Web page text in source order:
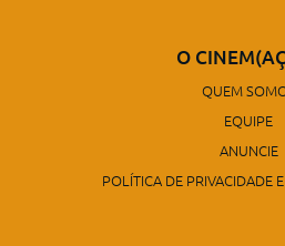
O
QUEM
EQUIPE
ANUNCIE
POLÍTICA DE PRIVACIDADE